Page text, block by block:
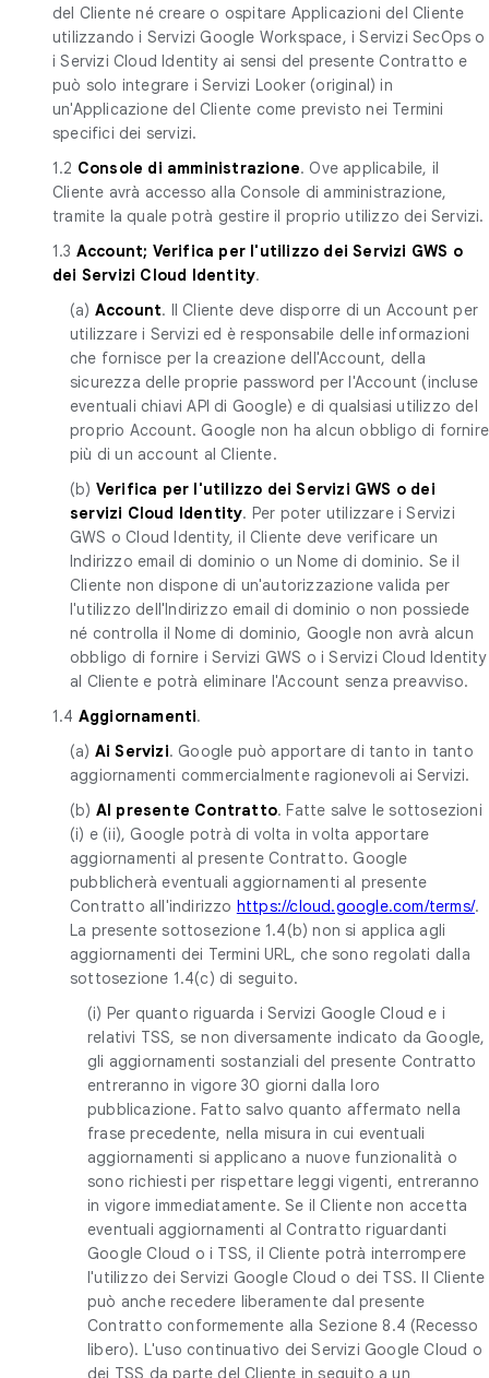
del Cliente né creare o ospitare Applicazioni del Cliente
utilizzando i Servizi Google Workspace, i Servizi SecOps o
i Servizi Cloud Identity ai sensi del presente Contratto e
può solo integrare i Servizi Looker (original) in
un'Applicazione del Cliente come previsto nei Termini
specifici dei servizi.
1.2 Console di amministrazione. Ove applicabile, il
Cliente avrà accesso alla Console di amministrazione,
tramite la quale potrà gestire il proprio utilizzo dei Servizi.
1.3 Account; Verifica per l'utilizzo dei Servizi GWS o
dei Servizi Cloud Identity.
(a) Account. Il Cliente deve disporre di un Account per
utilizzare i Servizi ed è responsabile delle informazioni
che fornisce per la creazione dell'Account, della
sicurezza delle proprie password per l'Account (incluse
eventuali chiavi API di Google) e di qualsiasi utilizzo del
proprio Account. Google non ha alcun obbligo di fornire
più di un account al Cliente.
(b) Verifica per l'utilizzo dei Servizi GWS o dei
servizi Cloud Identity. Per poter utilizzare i Servizi
GWS o Cloud Identity, il Cliente deve verificare un
Indirizzo email di dominio o un Nome di dominio. Se il
Cliente non dispone di un'autorizzazione valida per
l'utilizzo dell'Indirizzo email di dominio o non possiede
né controlla il Nome di dominio, Google non avrà alcun
obbligo di fornire i Servizi GWS o i Servizi Cloud Identity
al Cliente e potrà eliminare l'Account senza preavviso.
1.4 Aggiornamenti.
(a) Ai Servizi. Google può apportare di tanto in tanto
aggiornamenti commercialmente ragionevoli ai Servizi.
(b) Al presente Contratto. Fatte salve le sottosezioni
(i) e (ii), Google potrà di volta in volta apportare
aggiornamenti al presente Contratto. Google
pubblicherà eventuali aggiornamenti al presente
Contratto all'indirizzo https://cloud.google.com/terms/.
La presente sottosezione 1.4(b) non si applica agli
aggiornamenti dei Termini URL, che sono regolati dalla
sottosezione 1.4(c) di seguito.
(i) Per quanto riguarda i Servizi Google Cloud e i
relativi TSS, se non diversamente indicato da Google,
gli aggiornamenti sostanziali del presente Contratto
entreranno in vigore 30 giorni dalla loro
pubblicazione. Fatto salvo quanto affermato nella
frase precedente, nella misura in cui eventuali
aggiornamenti si applicano a nuove funzionalità o
sono richiesti per rispettare leggi vigenti, entreranno
in vigore immediatamente. Se il Cliente non accetta
eventuali aggiornamenti al Contratto riguardanti
Google Cloud o i TSS, il Cliente potrà interrompere
l'utilizzo dei Servizi Google Cloud o dei TSS. Il Cliente
può anche recedere liberamente dal presente
Contratto conformemente alla Sezione 8.4 (Recesso
libero). L'uso continuativo dei Servizi Google Cloud o
dei TSS da parte del Cliente in seguito a un